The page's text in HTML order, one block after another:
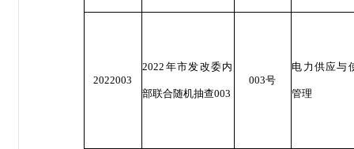
2022003
2022年市发改委内
部联合随机抽查003
003号
电力供应与
管理